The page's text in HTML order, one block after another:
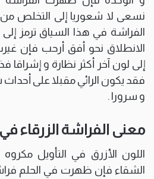
نسعى لا شعوريا إلى التخلص من
الفراشة في هذا السياق ترمز إلى
الانطلاق نحو أفق أرحب فإن
إلى لون آخر أكثر نظارة و
فقد يكون الرائي مقبلا على
و سرورا .
معنى الفراشة الزرقاء في
اللون الأزرق في التأويل
الشقاء فإن ظهرت في الحلم